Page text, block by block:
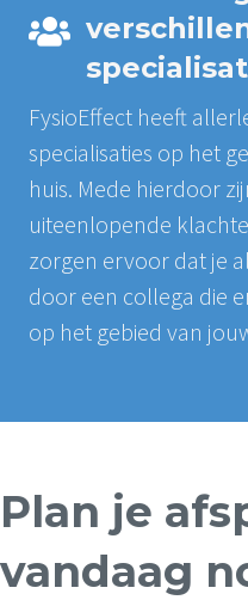
FysioEffect heeft
specialisaties op het
huis. Mede hierdoor
uiteenlopende
zorgen ervoor dat je
door een collega die
op het gebied van
Plan je
vandaag